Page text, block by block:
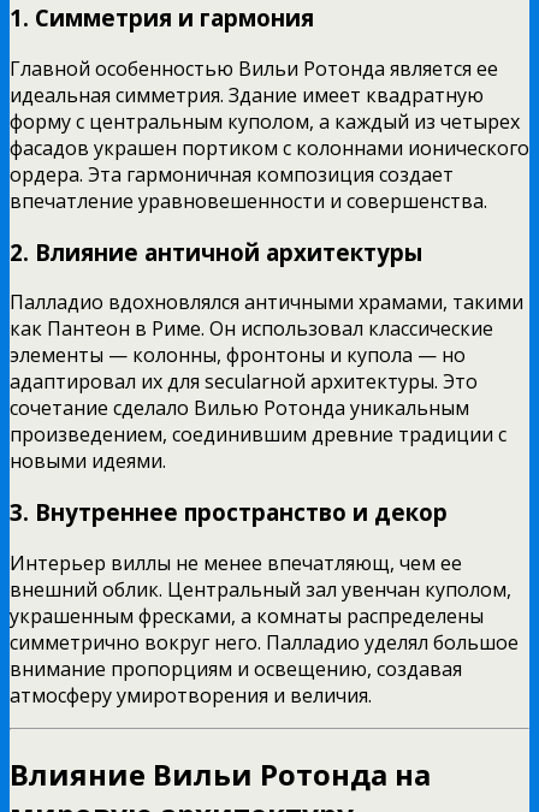
1. Симметрия и гармония
Главной особенностью Вильи Ротонда является ее
идеальная симметрия. Здание имеет квадратную
форму с центральным куполом, а каждый из четырех
фасадов украшен портиком с колоннами ионического
ордера. Эта гармоничная композиция создает
впечатление уравновешенности и совершенства.
2. Влияние античной архитектуры
Палладио вдохновлялся античными храмами, такими
как Пантеон в Риме. Он использовал классические
элементы — колонны, фронтоны и купола — но
адаптировал их для secularной архитектуры. Это
сочетание сделало Вилью Ротонда уникальным
произведением, соединившим древние традиции с
новыми идеями.
3. Внутреннее пространство и декор
Интерьер виллы не менее впечатляющ, чем ее
внешний облик. Центральный зал увенчан куполом,
украшенным фресками, а комнаты распределены
симметрично вокруг него. Палладио уделял большое
внимание пропорциям и освещению, создавая
атмосферу умиротворения и величия.
Влияние Вильи Ротонда на